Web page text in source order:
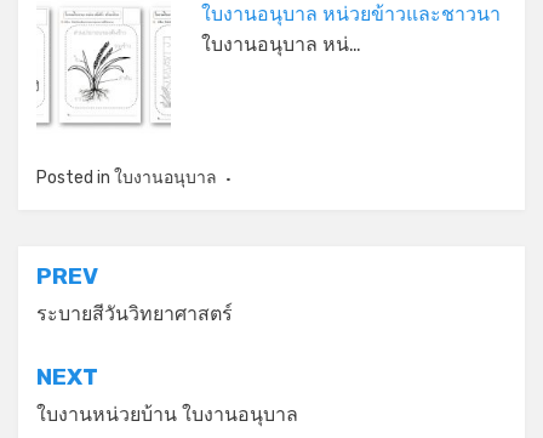
ใบงานอนุบาล หน่วยข้าวและชาวนา
ใบงานอนุบาล หน่…
Posted in ใบงานอนุบาล
แนะแนว
เรื่อง
PREV
ระบายสีวันวิทยาศาสตร์
NEXT
ใบงานหน่วยบ้าน ใบงานอนุบาล